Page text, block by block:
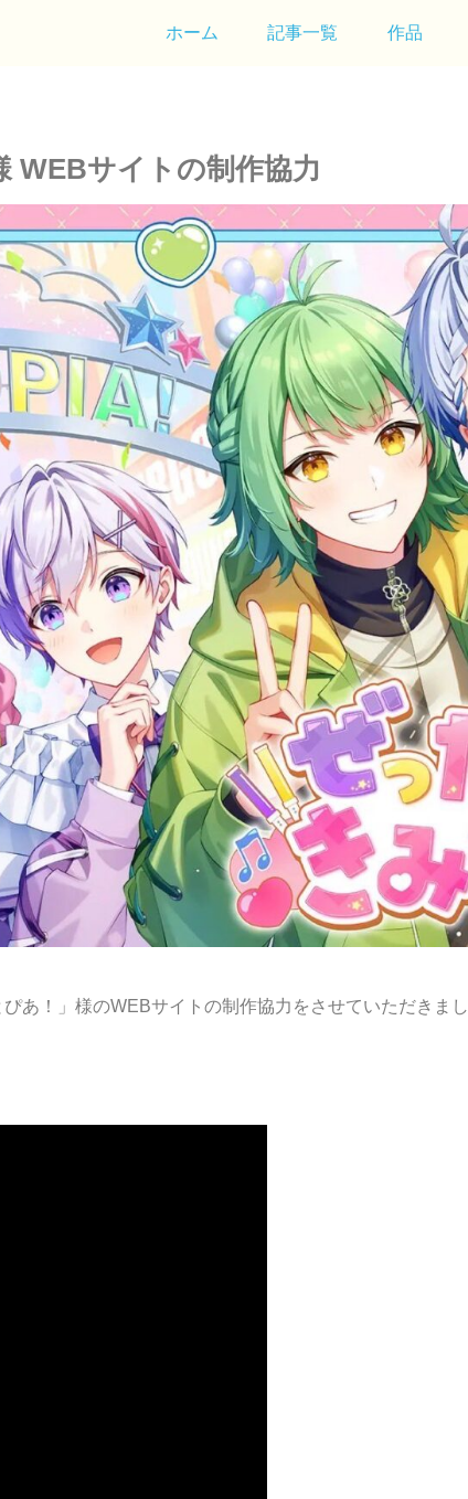
ホーム 記事一覧 作品
WEBサイトの制作協力
あ！」様のWEBサイトの制作協力をさせていただきま